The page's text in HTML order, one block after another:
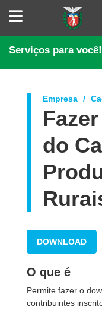
SERVIÇOS
DADOS
Serviços para você!
Empresa
do
DOWNLOAD
O que é
Permite fazer o
contribuintes